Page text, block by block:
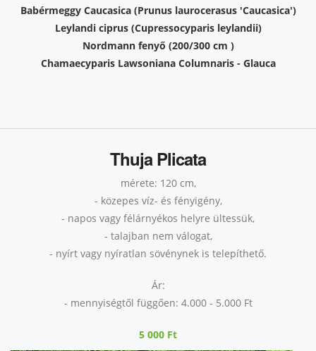
Babérmeggy Caucasica (Prunus laurocerasus 'Caucasica')
Leylandi ciprus (Cupressocyparis leylandii)
Nordmann fenyő (200/300 cm )
Chamaecyparis Lawsoniana Columnaris - Glauca
Thuja Plicata
mérete: 120 cm,
- közepes víz- és fényigény,
- napos vagy félárnyékos helyre ültessük,
- talajban nem válogat,
- nyírt vagy nyíratlan sövénynek is telepíthető.
Ár:
- mennyiségtől függően: 4.000 - 5.000 Ft
5 000 Ft